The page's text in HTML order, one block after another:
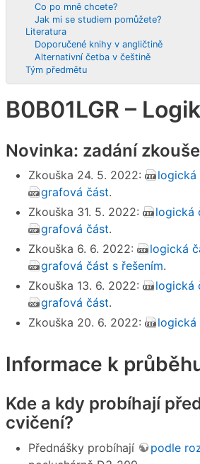
Co po mně chcete?
Jak mi se studiem pomůžete?
Literatura
Doporučené knihy v angličtině
Alternativní četba v češtině
Tým předmětu
B0B01LGR –
Novinka: zadání
Zkouška 24. 5. 2022: logická
grafová část.
Zkouška 31. 5. 2022:
logická
grafová část.
Zkouška 6. 6. 2022:
logická
grafová část s řešením.
Zkouška 13. 6. 2022:
logická
grafová část.
Zkouška 20. 6. 2022:
logická
Informace k
Kde a kdy probíhají
cvičení?
Přednášky probíhají podle